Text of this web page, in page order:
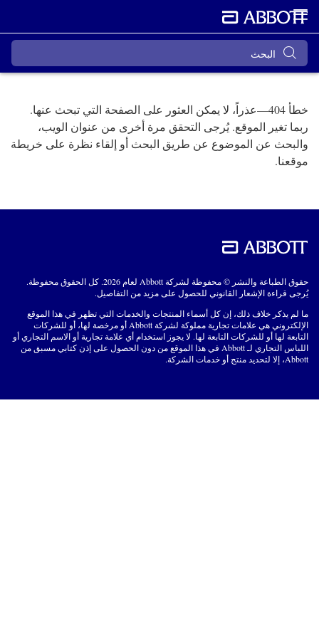
خطأ 404—عذراً، لا يمكن العثور على الصفحة التي تبحث عنها.
ربما تغير الموقع. يُرجى التحقق مرة أخرى من عنوان الويب،
والبحث عن الموضوع عن طريق البحث أو إلقاء نظرة على خريطة
موقعنا.
حقوق الطباعة والنشر © محفوظة لشركة Abbott لعام 2026. كل الحقوق محفوظة.
يُرجى قراءة الإشعار القانوني للحصول على مزيد من التفاصيل.
ما لم يذكر خلاف ذلك، إن كل أسماء المنتجات والخدمات التي تظهر في هذا الموقع
الإلكتروني هي علامات تجارية مملوكة لشركة Abbott أو مرخصة لها، أو للشركات
التابعة لها أو للشركات التابعة لها. لا يجوز استخدام أي علامة تجارية أو الاسم التجاري أو
اللباس التجاري لـ Abbott في هذا الموقع من دون الحصول على إذن كتابي مسبق من
Abbott، إلا لتحديد منتج أو خدمات الشركة.